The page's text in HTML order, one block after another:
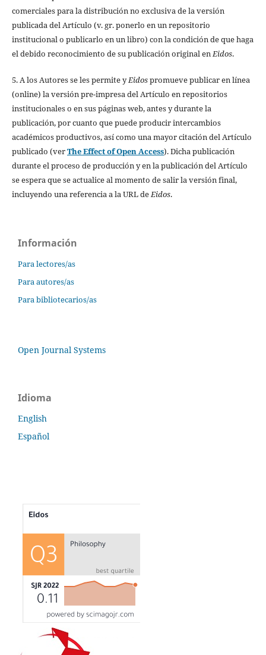
comerciales para la distribución no exclusiva de la versión
publicada del Artículo (v. gr. ponerlo en un repositorio
institucional o publicarlo en un libro) con la condición de que haga
el debido reconocimiento de su publicación original enEidos.
5. A los Autores se les permite yEidospromueve publicar en línea
(online) la versión pre-impresa del Artículo en repositorios
institucionales o en sus páginas web, antes y durante la
publicación, por cuanto que puede producir intercambios
académicos productivos, así como una mayor citación del Artículo
publicado (verThe Effect of Open Access). Dicha publicación
durante el proceso de producción y en la publicación del Artículo
se espera que se actualice al momento de salir la versión final,
incluyendo una referencia a la URL deEidos.
Información
Para lectores/as
Para autores/as
Para bibliotecarios/as
Open Journal Systems
Idioma
English
Español